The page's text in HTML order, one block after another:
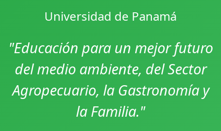
Universidad de Panamá
"Educación para un mejor futuro
del medio ambiente, del Sector
Agropecuario, la Gastronomía y
la Familia."